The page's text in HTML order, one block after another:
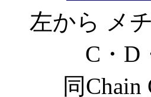
左から メ
C・D
同